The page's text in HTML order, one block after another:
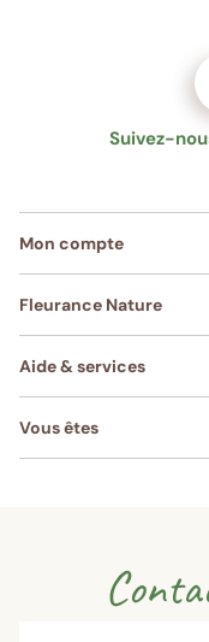
Suivez-
Mon compte
Fleurance Nature
Aide & services
Vous êtes